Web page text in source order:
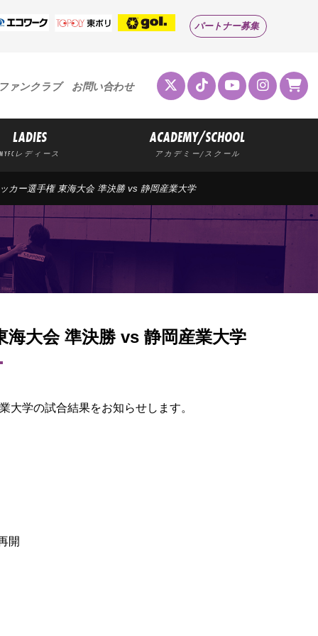
パートナー募集
ァンクラブ お問い合わせ
LADIES
MYFCレディース
ACADEMY/SCHOOL
アカデミー/スクール
カー選手権 東海大会 準決勝 vs 静岡産業大学
大会 準決勝 vs 静岡産業大学
大学の試合結果をお知らせします。
開